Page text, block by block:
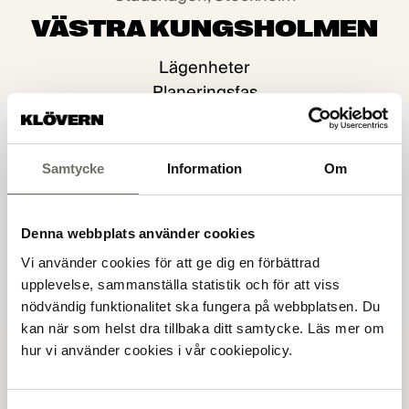
Samtycke Information Om
Denna webbplats använder cookies
Vi använder cookies för att ge dig en förbättrad
upplevelse, sammanställa statistik och för att viss
nödvändig funktionalitet ska fungera på webbplatsen. Du
kan när som helst dra tillbaka ditt samtycke. Läs mer om
hur vi använder cookies i vår cookiepolicy.
VÄSTRA KUNGSHOLMEN
Lägenheter
Planeringsfas
Stadshagen, Stockholm
KOMBO